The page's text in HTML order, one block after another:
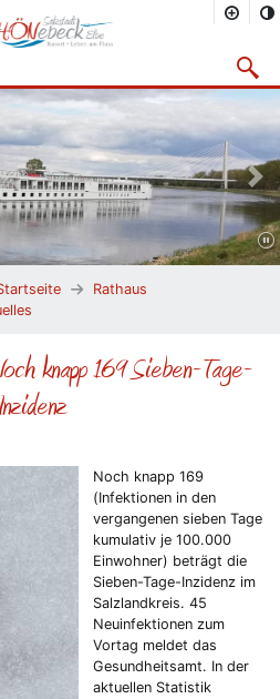
Rathaus
knapp 169 Sieben-Tage-
Inzidenz
Noch knapp 169
(Infektionen in den
vergangenen sieben Tage
kumulativ je 100.000
Einwohner) beträgt die
Sieben-Tage-Inzidenz im
Salzlandkreis. 45
Neuinfektionen zum
Vortag meldet das
Gesundheitsamt. In der
aktuellen Statistik